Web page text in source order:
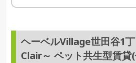
ヘーベルVillage世田谷1
Clair～ ペット共生型賃貸